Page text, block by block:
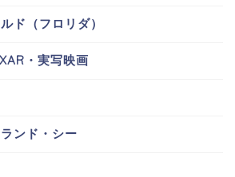
ド（フロリダ）
・実写映画
ンド・シー